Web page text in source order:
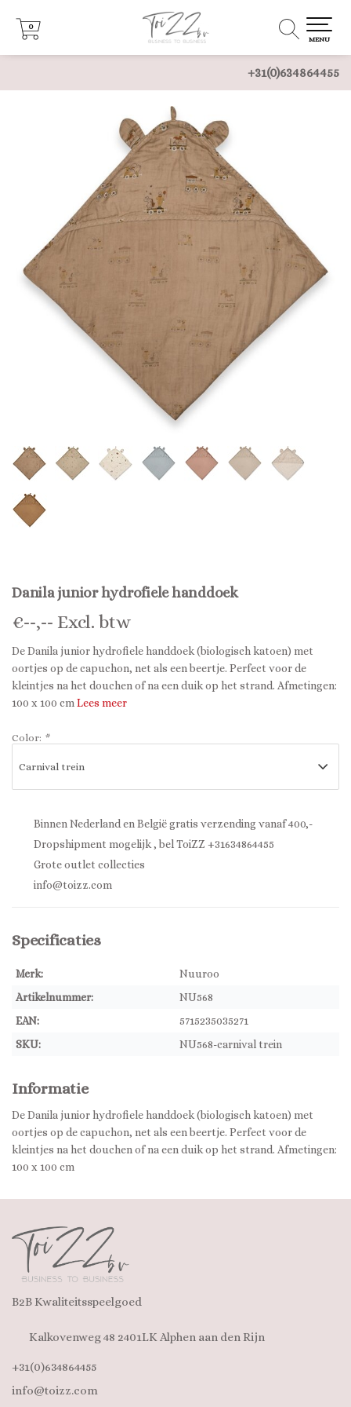
+31(0)634864455
0
0
MENU
Danila junior hydrofiele handdoek
€--,-- Excl. btw
De Danila junior hydrofiele handdoek (biologisch katoen) met
oortjes op de capuchon, net als een beertje. Perfect voor de
kleintjes na het douchen of na een duik op het strand. Afmetingen:
100 x 100 cm Lees meer
Color: *
Binnen Nederland en België gratis verzending vanaf 400,-
Dropshipment mogelijk , bel ToiZZ +31634864455
Grote outlet collecties
info@toizz.com
Specificaties
Merk:
Nuuroo
Artikelnummer:
NU568
EAN:
5715235035271
SKU:
NU568-carnival trein
Informatie
De Danila junior hydrofiele handdoek (biologisch katoen) met
oortjes op de capuchon, net als een beertje. Perfect voor de
kleintjes na het douchen of na een duik op het strand. Afmetingen:
100 x 100 cm
B2B Kwaliteitsspeelgoed
Kalkovenweg 48 2401LK Alphen aan den Rijn
+31(0)634864455
info@toizz.com